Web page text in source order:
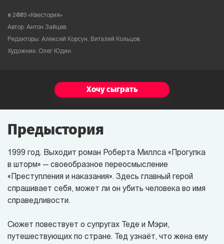
© 2009 «Квестория»
Автор: Антон Зайцев.
Редакторы: Алексей Корсун, Виталий Кольцов.
Художник: Олег Юдин.
Хочу сыграть
Предыстория
1999 год. Выходит роман Роберта Миллса «Прогулка
в шторм» — своеобразное переосмысление
«Преступления и наказания». Здесь главный герой
спрашивает себя, может ли он убить человека во имя
справедливости.
Сюжет повествует о супругах Теде и Мэри,
путешествующих по стране. Тед узнаёт, что жена ему